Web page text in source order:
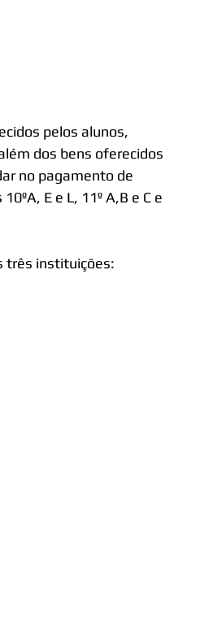
pelos alunos,
dos bens oferecidos
no pagamento de
E e L, 11º A,B e C e
três instituições: